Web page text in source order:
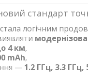
стандарт
стала логічним
4 км,
mAh,
— 1.2 ГГц, 3.3 ГГц,